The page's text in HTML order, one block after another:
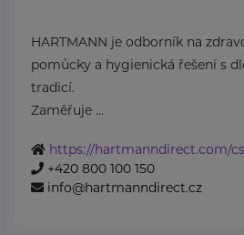
HARTMANN je odborník na
pomůcky a hygienická řešení s
tradicí.
Zaměřuje ...
https://hartmanndirect.com/
+420 800 100 150
info@hartmanndirect.cz